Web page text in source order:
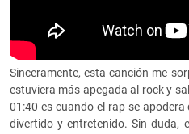
Sinceramente, esta canción me
estuviera más apegada al rock y
01:40 es cuando el rap se
divertido y entretenido. Sin duda,